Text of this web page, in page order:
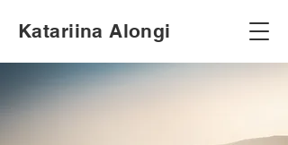
Katariina Alongi